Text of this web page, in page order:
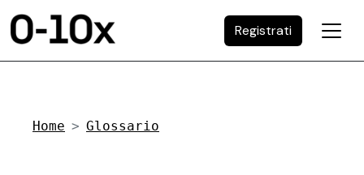
Registrati
Home Glossario